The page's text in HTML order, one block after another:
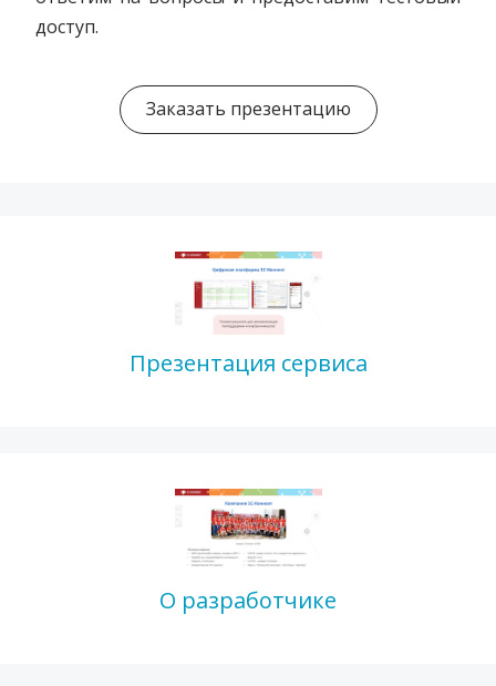
доступ.
Заказать презентацию
Презентация сервиса
О разработчике